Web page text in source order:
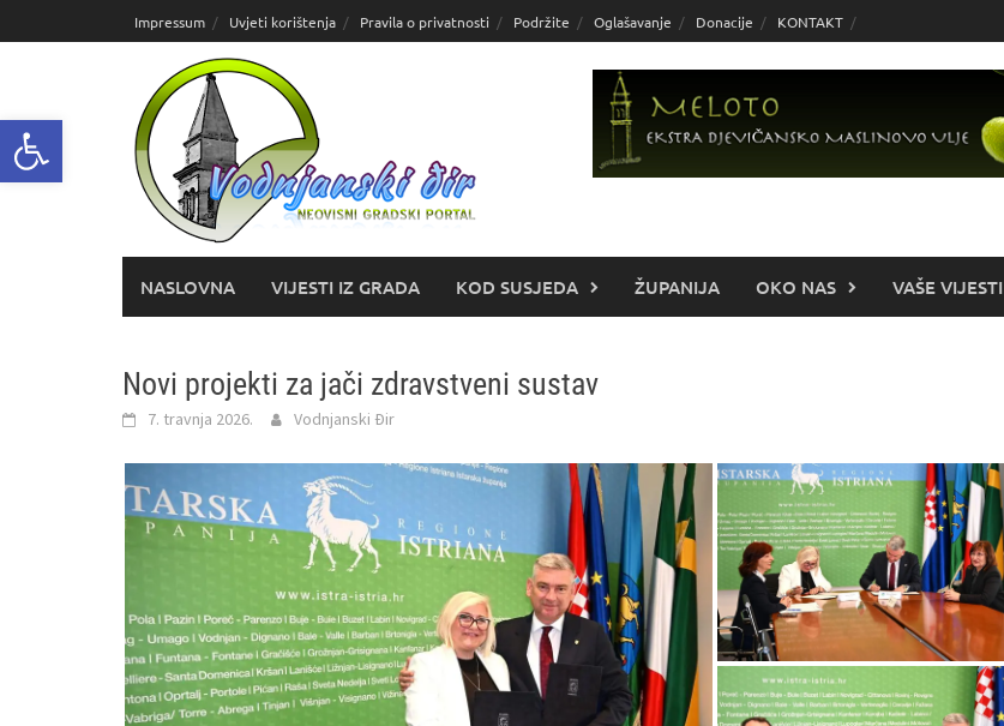
Open toolbar
do
Impressum Uvjeti korištenja Pravila o privatnosti Podržite Oglašavanje Donacije KONTAKT
NASLOVNA VIJESTI IZ GRADA KOD SUSJEDA ŽUPANIJA OKO NAS VAŠE VIJESTI
Novi projekti za jači zdravstveni sustav
7. travnja 2026. Vodnjanski Đir